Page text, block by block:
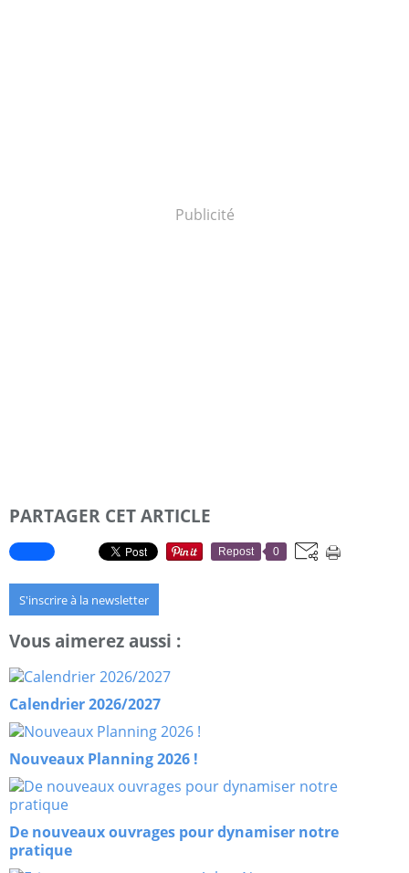
Publicité
PARTAGER CET ARTICLE
Repost 0
S'inscrire à la newsletter
Vous aimerez aussi :
Calendrier 2026/2027
Nouveaux Planning 2026 !
De nouveaux ouvrages pour dynamiser notre
pratique